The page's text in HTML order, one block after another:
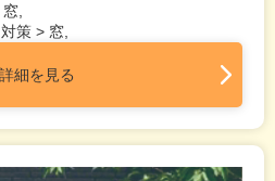
,
策 > 窓,
詳細を見る